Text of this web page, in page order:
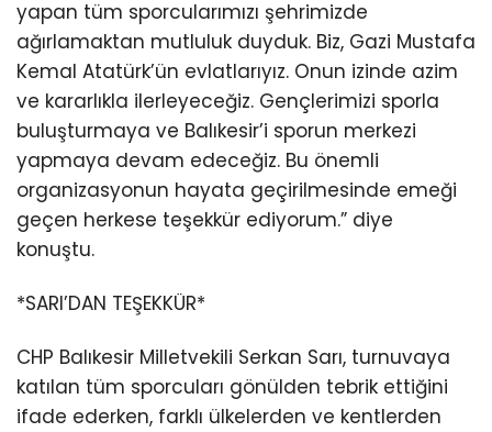
yapan tüm sporcularımızı şehrimizde
ağırlamaktan mutluluk duyduk. Biz, Gazi Mustafa
Kemal Atatürk’ün evlatlarıyız. Onun izinde azim
ve kararlıkla ilerleyeceğiz. Gençlerimizi sporla
buluşturmaya ve Balıkesir’i sporun merkezi
yapmaya devam edeceğiz. Bu önemli
organizasyonun hayata geçirilmesinde emeği
geçen herkese teşekkür ediyorum.” diye
konuştu.
*SARI’DAN TEŞEKKÜR*
CHP Balıkesir Milletvekili Serkan Sarı, turnuvaya
katılan tüm sporcuları gönülden tebrik ettiğini
ifade ederken, farklı ülkelerden ve kentlerden